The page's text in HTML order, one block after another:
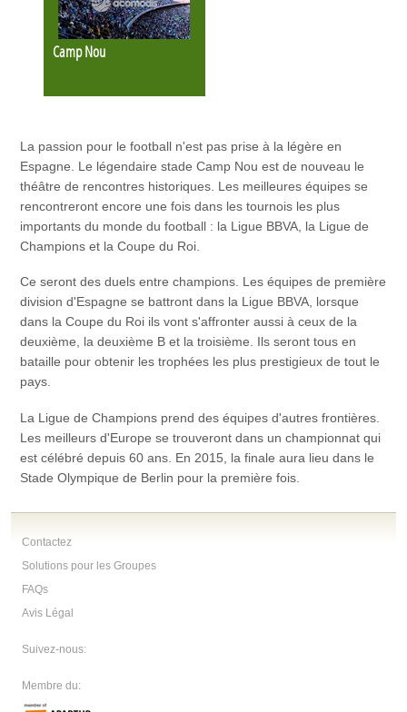
Camp Nou
La passion pour le football n'est pas prise à la légère en
Espagne. Le légendaire stade Camp Nou est de nouveau le
théâtre de rencontres historiques. Les meilleures équipes se
rencontreront encore une fois dans les tournois les plus
importants du monde du football : la Ligue BBVA, la Ligue de
Champions et la Coupe du Roi.
Ce seront des duels entre champions. Les équipes de première
division d'Espagne se battront dans la Ligue BBVA, lorsque
dans la Coupe du Roi ils vont s'affronter aussi à ceux de la
deuxième, la deuxième B et la troisième. Ils seront tous en
bataille pour obtenir les trophées les plus prestigieux de tout le
pays.
La Ligue de Champions prend des équipes d'autres frontières.
Les meilleurs d'Europe se trouveront dans un championnat qui
est célébré depuis 60 ans. En 2015, la finale aura lieu dans le
Stade Olympique de Berlin pour la première fois.
Contactez
Solutions pour les Groupes
FAQs
Avis Légal
Suivez-nous:
Membre du: